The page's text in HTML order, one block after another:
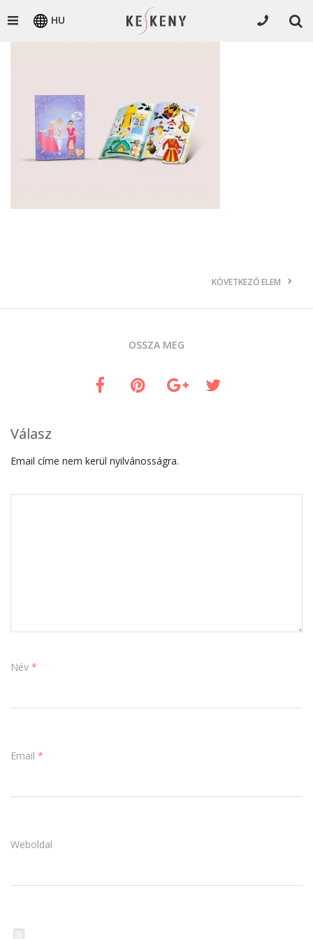
HU
KÖVETKEZŐ ELEM
OSSZA MEG
Válasz
Email címe nem kerül nyilvánosságra.
Név *
Email *
Weboldal